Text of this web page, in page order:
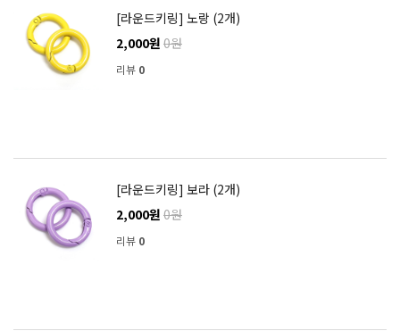
[라운드키링] 노랑 (2개)
2,000원 0원
리뷰 0
[라운드키링] 보라 (2개)
2,000원 0원
리뷰 0